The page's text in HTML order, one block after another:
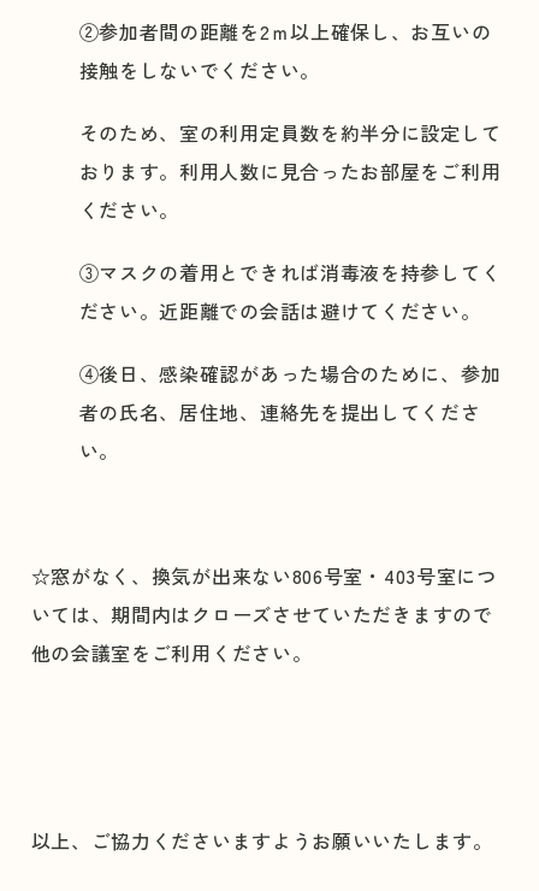
②参加者間の距離を2ｍ以上確保し、お互いの
接触をしないでください。
そのため、室の利用定員数を約半分に設定して
おります。利用人数に見合ったお部屋をご利用
ください。
③マスクの着用とできれば消毒液を持参してく
ださい。近距離での会話は避けてください。
④後日、感染確認があった場合のために、参加
者の氏名、居住地、連絡先を提出してくださ
い。
☆窓がなく、換気が出来ない806号室・403号室につ
いては、期間内はクローズさせていただきますので
他の会議室をご利用ください。
以上、ご協力くださいますようお願いいたします。